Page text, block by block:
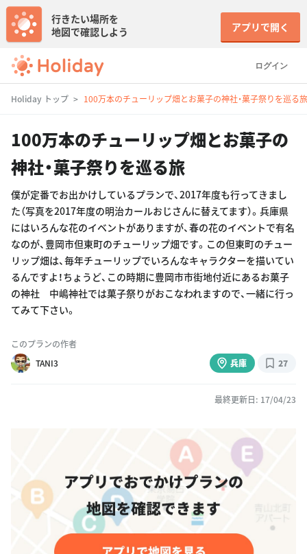
ログイン
行きたい場所を
地図で確認しよう
アプリで開く
Holiday トップ 100万本のチューリップ畑とお菓子の神社・菓子祭りを巡る旅
100万本のチューリップ畑とお菓子の
神社・菓子祭りを巡る旅
僕が定番でお出かけしているプランで、2017年度も行ってきまし
た（写真を2017年度の明治カールおじさんに替えてます）。兵庫県
にはいろんな花のイベントがありますが、春の花のイベントで有名
なのが、豊岡市但東町のチューリップ畑です。この但東町のチュー
リップ畑は、毎年チューリップでいろんなキャラクターを描いてい
るんですよ！ちょうど、この時期に豊岡市市街地付近にあるお菓子
の神社 中嶋神社では菓子祭りがおこなわれますので、一緒に行っ
てみて下さい。
このプランの作者
TANI3
兵庫 27
最終更新日: 17/04/23